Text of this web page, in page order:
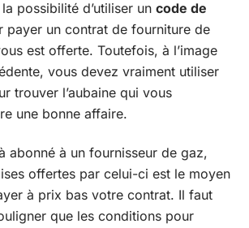
possibilité d’utiliser un code de
payer un contrat de fourniture de
est offerte. Toutefois, à l’image
vous devez vraiment utiliser
trouver l’aubaine qui vous
une bonne affaire.
abonné à un fournisseur de gaz,
offertes par celui-ci est le moyen
à prix bas votre contrat. Il faut
que les conditions pour